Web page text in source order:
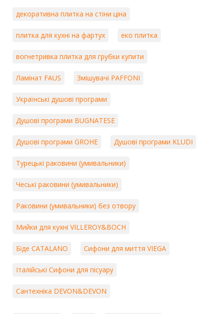
декоративна плитка на стіни ціна
плитка для кухні на фартух еко плитка
вогнетривка плитка для грубки купити
Ламінат FAUS Змішувачі PAFFONI
Українські душові програми
Душові програми BUGNATESE
Душові програми GROHE Душові програми KLUDI
Турецькі раковини (умивальники)
Чеські раковини (умивальники)
Раковини (умивальники) без отвору
Мийки для кухні VILLEROY&BOCH
Біде CATALANO Сифони для миття VIEGA
Італійські Сифони для пісуару
Сантехніка DEVON&DEVON